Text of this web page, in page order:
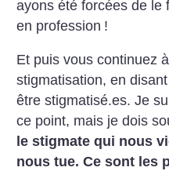
ayons été forcées de le
en profession !
Et puis vous continuez
stigmatisation, en
être stigmatisé.es. Je
ce point, mais je dois
le stigmate qui nous
nous tue. Ce sont les